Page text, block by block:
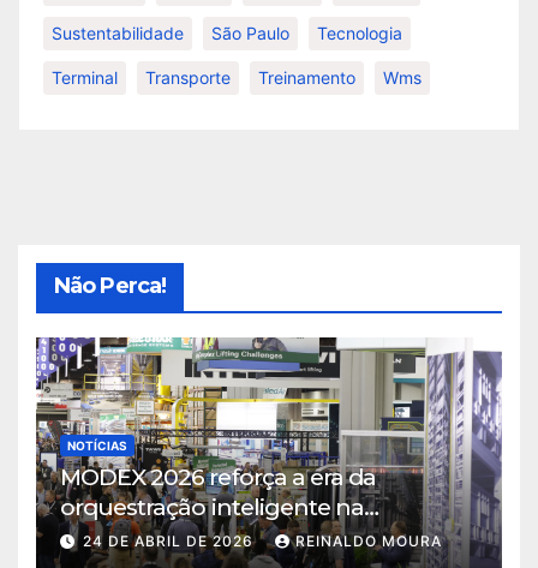
Sustentabilidade São Paulo Tecnologia
Terminal Transporte Treinamento Wms
Não Perca!
NOTÍCIAS
MODEX 2026 reforça a era da
orquestração inteligente na
intralogística
24 DE ABRIL DE 2026 REINALDO MOURA